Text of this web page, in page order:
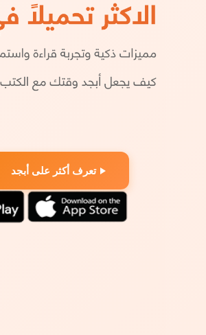
تعرف أكثر على أبجد